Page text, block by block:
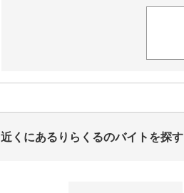
近くにあるりらくるのバイトを探す